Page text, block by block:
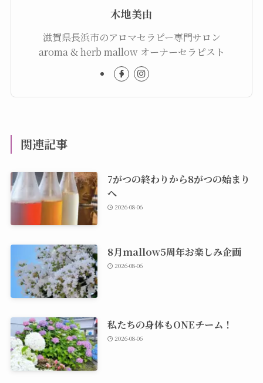
木地美由
滋賀県長浜市のアロマセラピー専門サロン
aroma & herb mallow オーナーセラピスト
関連記事
7がつの終わりから8がつの始まり
へ
2026-08-06
8月mallow5周年お楽しみ企画
2026-08-06
私たちの身体もONEチーム！
2026-08-06